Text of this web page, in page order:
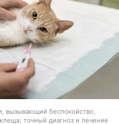
вызывающий беспокойство,
точный диагноз и лечение